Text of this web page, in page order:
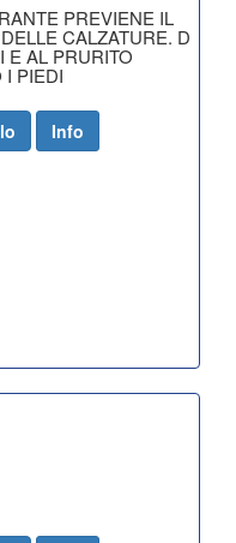
PREVIENE IL
CALZATURE. D
E AL PRURITO
I PIEDI
Info